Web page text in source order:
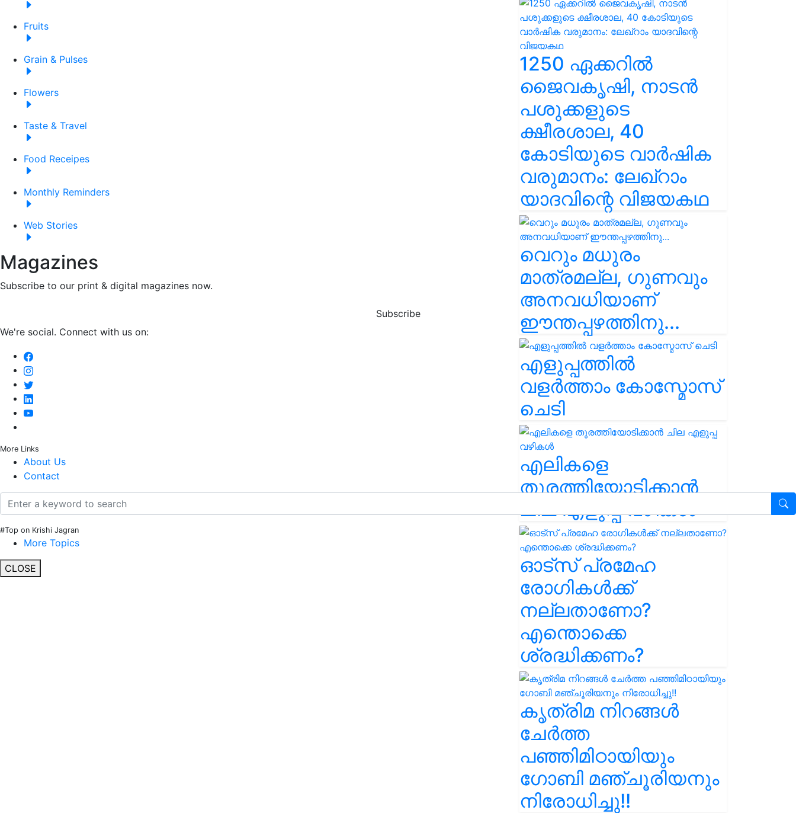
Fruits
Grain & Pulses
Flowers
Taste & Travel
Food Receipes
Monthly Reminders
Web Stories
Magazines
Subscribe to our print & digital magazines now.
Subscribe
We're social. Connect with us on:
More Links
About Us
Contact
#Top on Krishi Jagran
More Topics
CLOSE
1250 ഏക്കറിൽ
ജൈവകൃഷി, നാടൻ
പശുക്കളുടെ
ക്ഷീരശാല, 40
കോടിയുടെ വാർഷിക
വരുമാനം: ലേഖ്‌റാം
യാദവിന്റെ വിജയകഥ
വെറും മധുരം
മാത്രമല്ല, ഗുണവും
അനവധിയാണ്
ഈന്തപ്പഴത്തിനു...
എളുപ്പത്തിൽ
വളർത്താം കോസ്മോസ്
ചെടി
എലികളെ
തുരത്തിയോടിക്കാൻ
ചില എളുപ്പ വഴികൾ
ഓട്സ് പ്രമേഹ
രോഗികൾക്ക്
നല്ലതാണോ?
എന്തൊക്കെ
ശ്രദ്ധിക്കണം?
കൃത്രിമ നിറങ്ങൾ
ചേർത്ത
പഞ്ഞിമിഠായിയും
ഗോബി മഞ്ചൂരിയനും
നിരോധിച്ചു!!